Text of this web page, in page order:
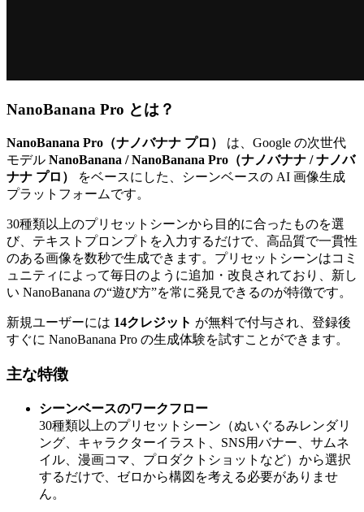
NanoBanana Pro とは？
NanoBanana Pro（ナノバナナ プロ）
は、Google の次世代
モデル NanoBanana / NanoBanana Pro（ナノバナナ / ナノバ
ナナ プロ）
をベースにした、シーンベースの AI 画像生成
プラットフォームです。
30種類以上のプリセットシーンから目的に合ったものを選
び、テキストプロンプトを入力するだけで、高品質で一貫性
のある画像を数秒で生成できます。プリセットシーンはコミ
ュニティによって毎日のように追加・改良されており、新し
い NanoBanana の“遊び方”を常に発見できるのが特徴です。
新規ユーザーには 14クレジット が無料で付与され、登録後
すぐに NanoBanana Pro の生成体験を試すことができます。
主な特徴
シーンベースのワークフロー
30種類以上のプリセットシーン（ぬいぐるみレンダリ
ング、キャラクターイラスト、SNS用バナー、サムネ
イル、漫画コマ、プロダクトショットなど）から選択
するだけで、ゼロから構図を考える必要がありませ
ん。